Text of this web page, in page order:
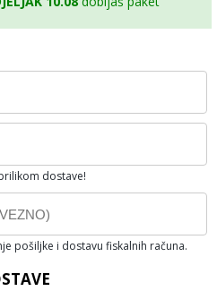
dostave!
pošiljke i dostavu fiskalnih računa.